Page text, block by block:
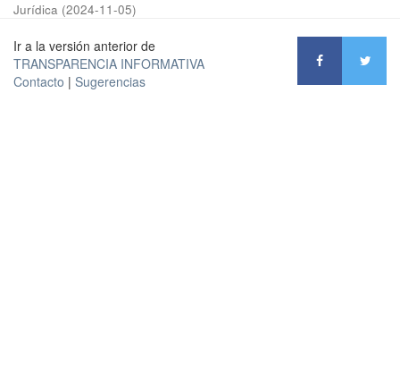
Jurídica (2024-11-05)
Ir a la versión anterior de
TRANSPARENCIA INFORMATIVA
Contacto | Sugerencias